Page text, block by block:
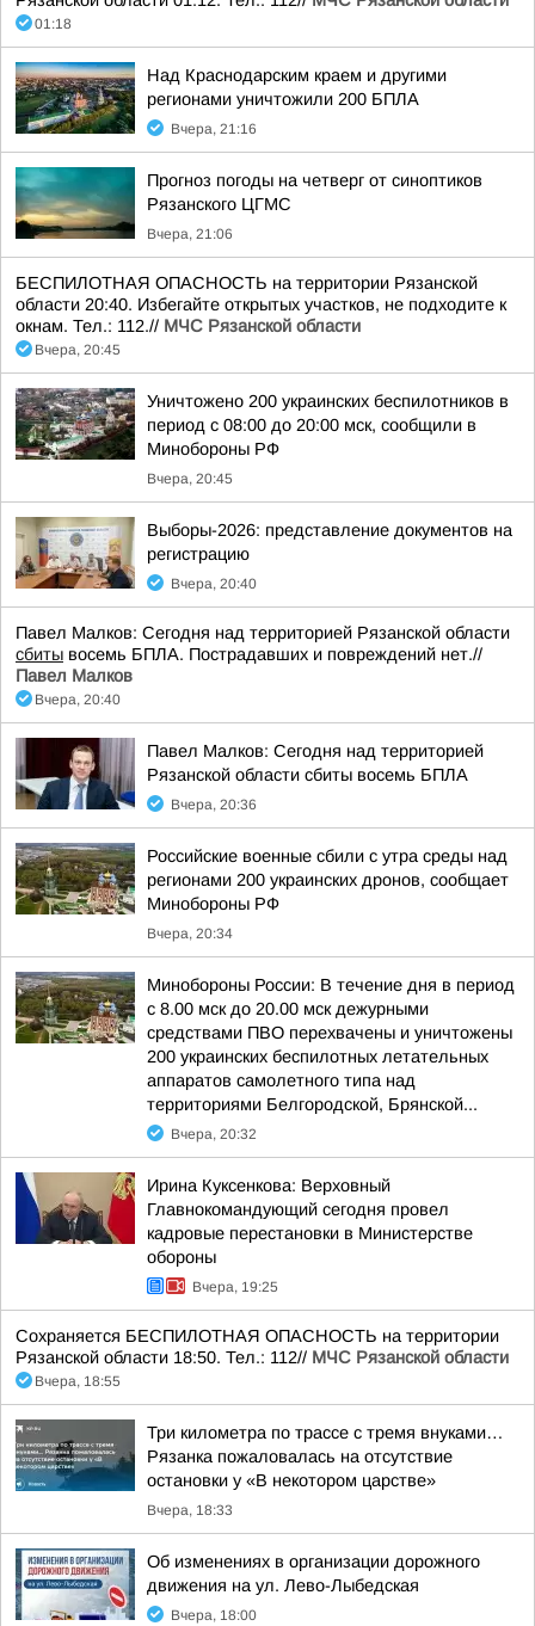
01:18
Над Краснодарским краем и другими
регионами уничтожили 200 БПЛА
Вчера, 21:16
Прогноз погоды на четверг от синоптиков
Рязанского ЦГМС
Вчера, 21:06
БЕСПИЛОТНАЯ ОПАСНОСТЬ на территории Рязанской
области 20:40. Избегайте открытых участков, не подходите к
окнам. Тел.: 112.// МЧС Рязанской области
Вчера, 20:45
Уничтожено 200 украинских беспилотников в
период с 08:00 до 20:00 мск, сообщили в
Минобороны РФ
Вчера, 20:45
Выборы-2026: представление документов на
регистрацию
Вчера, 20:40
Павел Малков: Сегодня над территорией Рязанской области
сбиты восемь БПЛА. Пострадавших и повреждений нет.//
Павел Малков
Вчера, 20:40
Павел Малков: Сегодня над территорией
Рязанской области сбиты восемь БПЛА
Вчера, 20:36
Российские военные сбили с утра среды над
регионами 200 украинских дронов, сообщает
Минобороны РФ
Вчера, 20:34
Минобороны России: В течение дня в период
с 8.00 мск до 20.00 мск дежурными
средствами ПВО перехвачены и уничтожены
200 украинских беспилотных летательных
аппаратов самолетного типа над
территориями Белгородской, Брянской...
Вчера, 20:32
Ирина Куксенкова: Верховный
Главнокомандующий сегодня провел
кадровые перестановки в Министерстве
обороны
Вчера, 19:25
Сохраняется БЕСПИЛОТНАЯ ОПАСНОСТЬ на территории
Рязанской области 18:50. Тел.: 112// МЧС Рязанской области
Вчера, 18:55
Три километра по трассе с тремя внуками…
Рязанка пожаловалась на отсутствие
остановки у «В некотором царстве»
Вчера, 18:33
Об изменениях в организации дорожного
движения на ул. Лево-Лыбедская
Вчера, 18:00